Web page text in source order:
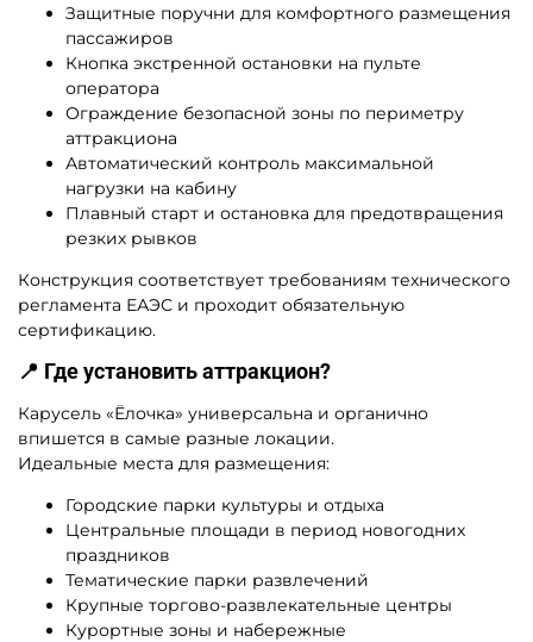
Защитные поручни для комфортного размещения
пассажиров
Кнопка экстренной остановки на пульте
оператора
Ограждение безопасной зоны по периметру
аттракциона
Автоматический контроль максимальной
нагрузки на кабину
Плавный старт и остановка для предотвращения
резких рывков
Конструкция соответствует требованиям технического
регламента ЕАЭС и проходит обязательную
сертификацию.
📍 Где установить аттракцион?
Карусель «Ёлочка» универсальна и органично
впишется в самые разные локации.
Идеальные места для размещения:
Городские парки культуры и отдыха
Центральные площади в период новогодних
праздников
Тематические парки развлечений
Крупные торгово-развлекательные центры
Курортные зоны и набережные